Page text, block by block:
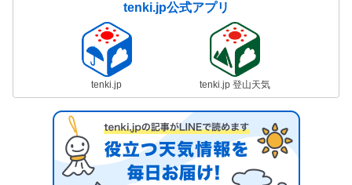
tenki.jp公式アプリ
tenki.jp tenki.jp 登山天気